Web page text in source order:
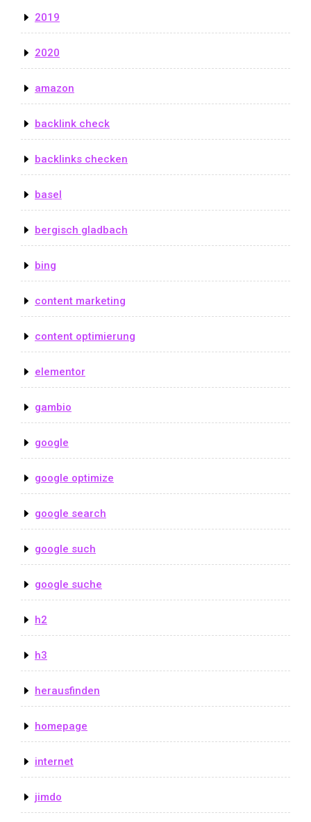
2019
2020
amazon
backlink check
backlinks checken
basel
bergisch gladbach
bing
content marketing
content optimierung
elementor
gambio
google
google optimize
google search
google such
google suche
h2
h3
herausfinden
homepage
internet
jimdo